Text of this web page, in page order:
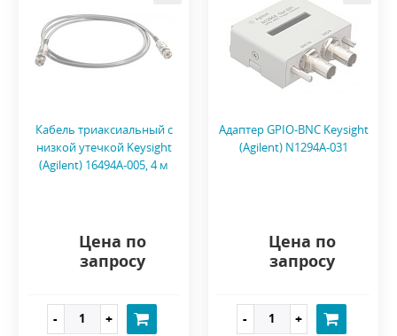
Кабель триаксиальный с
низкой утечкой Keysight
(Agilent) 16494A-005, 4 м
Цена по
запросу
Адаптер GPIO-BNC Keysight
(Agilent) N1294A-031
Цена по
запросу